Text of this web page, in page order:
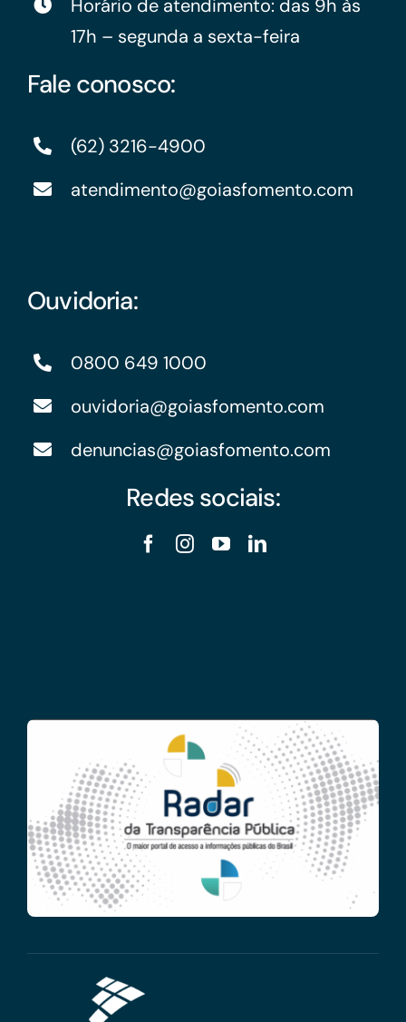
Horário de atendimento: das 9h às
17h – segunda a sexta-feira
Fale conosco:
(62) 3216-4900
atendimento@goiasfomento.com
Ouvidoria:
0800 649 1000
ouvidoria@goiasfomento.com
denuncias@goiasfomento.com
Redes sociais: